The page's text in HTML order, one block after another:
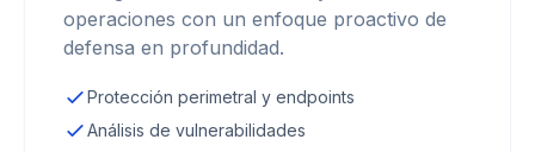
operaciones con un enfoque proactivo de
defensa en profundidad.
Protección perimetral y endpoints
Análisis de vulnerabilidades